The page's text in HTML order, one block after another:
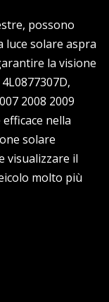
possono
luce solare aspra
la visione
2008 2009
efficace nella
solare
visualizzare il
molto più